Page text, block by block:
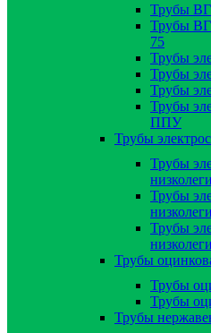
Трубы
Трубы
75
Трубы
Трубы
Трубы
Трубы
ППУ
Трубы
Трубы
Трубы
Трубы
Трубы
Трубы
Трубы
Трубы